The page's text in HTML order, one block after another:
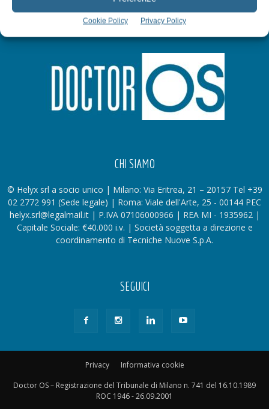
Cookie Policy Privacy Policy
CHI SIAMO
© Helyx srl a socio unico | Milano: Via Eritrea, 21 – 20157 Tel +39
02 2772 991 (Sede legale) | Roma: Viale dell'Arte, 25 - 00144 PEC
helyx.srl@legalmail.it | P.IVA 07106000966 | REA MI - 1935962 |
Capitale Sociale: €40.000 i.v. | Società soggetta a direzione e
coordinamento di Tecniche Nuove S.p.A.
SEGUICI
Privacy
Informativa cookie
Doctor OS – Registrazione del Tribunale di Milano n. 741 del 16.10.1989
ROC 1946 - 26.09.2001